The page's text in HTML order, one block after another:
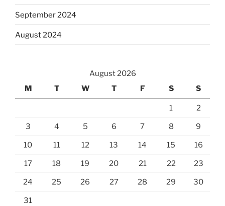
September 2024
August 2024
August 2026
M
T W T F S S
1 2
3 4 5 6 7 8 9
10 11 12 13 14 15 16
17 18 19 20 21 22 23
24 25 26 27 28 29 30
31